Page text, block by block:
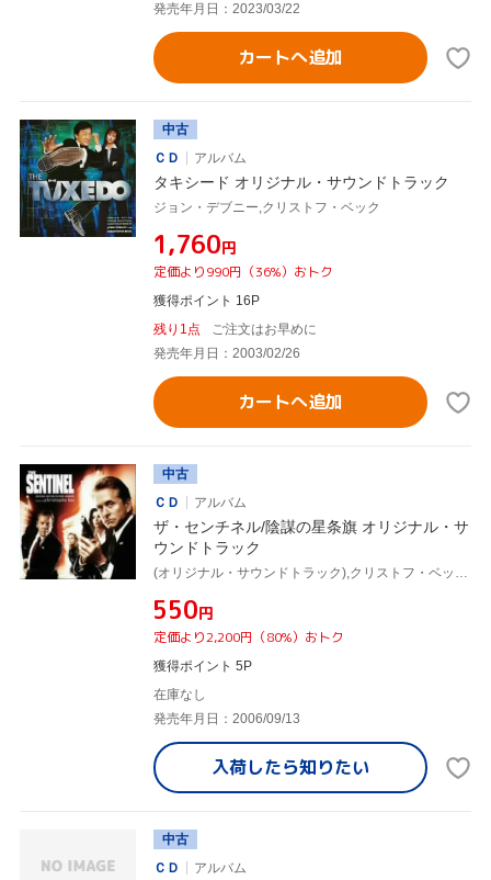
発売年月日：2023/03/22
カートへ追加
中古
ＣＤ
アルバム
タキシード オリジナル・サウンドトラック
ジョン・デブニー,クリストフ・ベック
¥1,760円
定価より990円（36%）おトク
獲得ポイント 16P
残り1点
ご注文はお早めに
発売年月日：2003/02/26
カートへ追加
中古
ＣＤ
アルバム
ザ・センチネル/陰謀の星条旗 オリジナル・サ
ウンドトラック
(オリジナル・サウンドトラック),クリストフ・ベック(音楽)
¥550円
定価より2,200円（80%）おトク
獲得ポイント 5P
在庫なし
発売年月日：2006/09/13
入荷したら知りたい
中古
ＣＤ
アルバム